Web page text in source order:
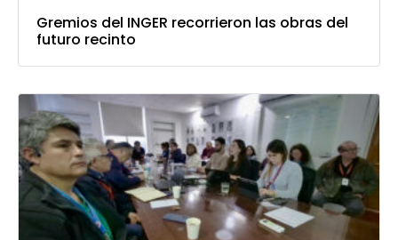
Gremios del INGER recorrieron las obras del
futuro recinto